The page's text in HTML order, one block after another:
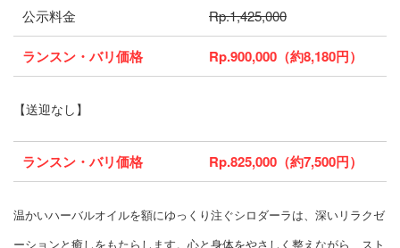
公示料金 Rp.1,425,000
ランスン・バリ価格 Rp.900,000（約8,180円）
【送迎なし】
ランスン・バリ価格 Rp.825,000（約7,500円）
温かいハーバルオイルを額にゆっくり注ぐシロダーラは、深いリラクゼ
ーションと癒しをもたらします。心と身体をやさしく整えながら、スト